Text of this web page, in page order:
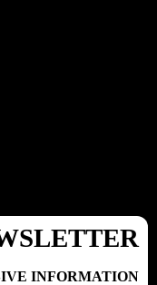
INFORMATION